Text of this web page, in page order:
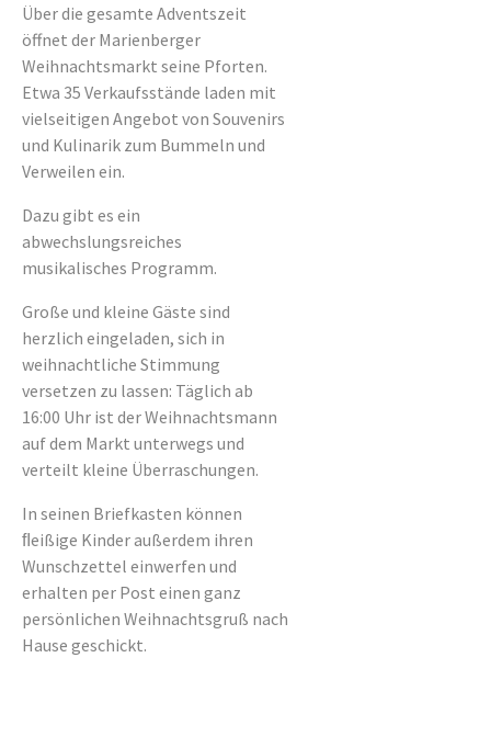
Über die gesamte Adventszeit
öffnet der Marienberger
Weihnachtsmarkt seine Pforten.
Etwa 35 Verkaufsstände laden mit
vielseitigen Angebot von Souvenirs
und Kulinarik zum Bummeln und
Verweilen ein.
Dazu gibt es ein
abwechslungsreiches
musikalisches Programm.
Große und kleine Gäste sind
herzlich eingeladen, sich in
weihnachtliche Stimmung
versetzen zu lassen: Täglich ab
16:00 Uhr ist der Weihnachtsmann
auf dem Markt unterwegs und
verteilt kleine Überraschungen.
In seinen Briefkasten können
ﬂeißige Kinder außerdem ihren
Wunschzettel einwerfen und
erhalten per Post einen ganz
persönlichen Weihnachtsgruß nach
Hause geschickt.